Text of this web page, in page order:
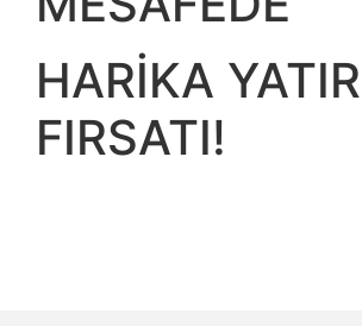
HARİKA
FIRSATI!